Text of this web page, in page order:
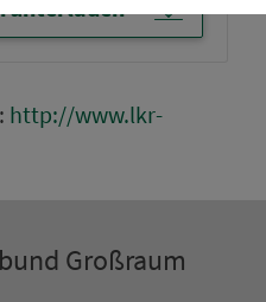
http://www.lkr-
Groß­raum